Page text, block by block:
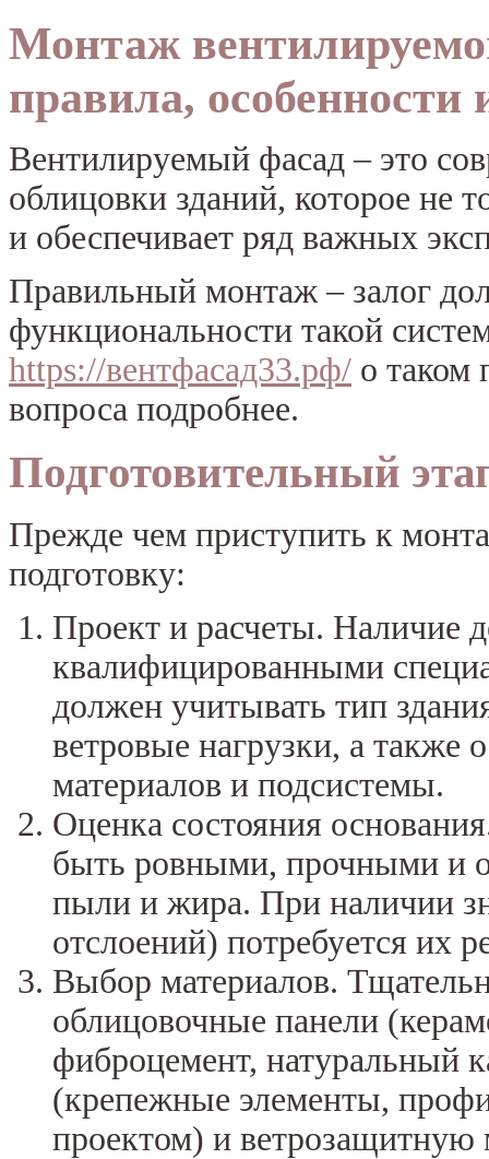
Монтаж
правила, особенности
Вентилируемый фасад – это
облицовки зданий, которое не
и обеспечивает ряд важных
Правильный монтаж – залог
функциональности такой
https://вентфасад33.рф/ о таком
вопроса подробнее.
Подготовительный
Прежде чем приступить к
подготовку:
Проект и расчеты. Наличие
квалифицированными
должен учитывать тип
ветровые нагрузки, а
материалов и подсистемы.
Оценка состояния
быть ровными, прочными и
пыли и жира. При наличии
отслоений) потребуется их
Выбор материалов.
облицовочные панели
фиброцемент, натуральный
(крепежные элементы,
проектом) и ветрозащитную